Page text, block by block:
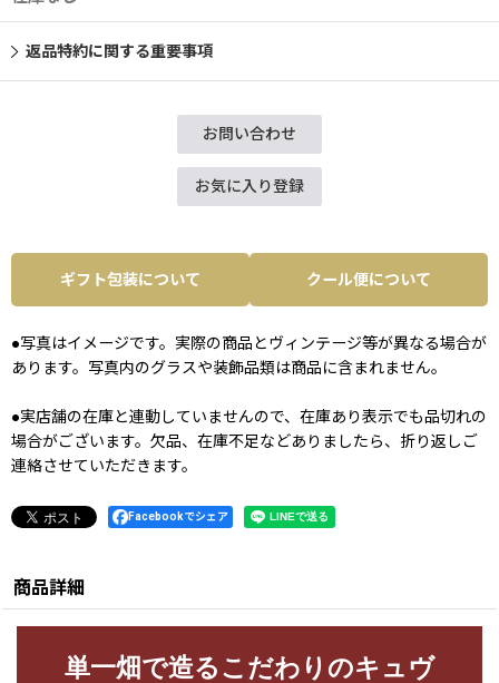
返品特約に関する重要事項
お問い合わせ
お気に入り登録
ギフト包装について クール便について
●写真はイメージです。実際の商品とヴィンテージ等が異なる場合が
あります。写真内のグラスや装飾品類は商品に含まれません。
●実店舗の在庫と連動していませんので、在庫あり表示でも品切れの
場合がございます。欠品、在庫不足などありましたら、折り返しご
連絡させていただきます。
Facebookでシェア
商品詳細
単一畑で造るこだわりのキュヴ